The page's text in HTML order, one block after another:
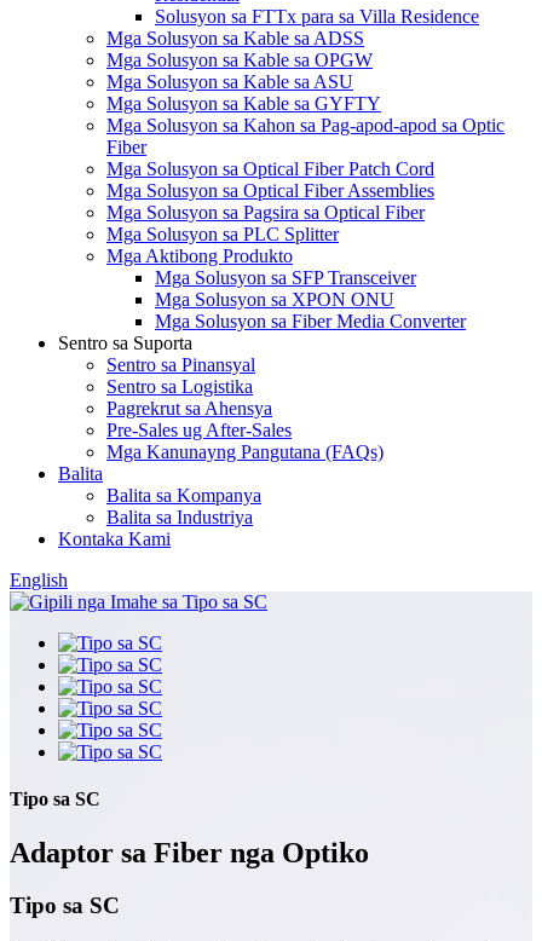
Solusyon sa FTTx para sa Villa Residence
Mga Solusyon sa Kable sa ADSS
Mga Solusyon sa Kable sa OPGW
Mga Solusyon sa Kable sa ASU
Mga Solusyon sa Kable sa GYFTY
Mga Solusyon sa Kahon sa Pag-apod-apod sa Optic
Fiber
Mga Solusyon sa Optical Fiber Patch Cord
Mga Solusyon sa Optical Fiber Assemblies
Mga Solusyon sa Pagsira sa Optical Fiber
Mga Solusyon sa PLC Splitter
Mga Aktibong Produkto
Mga Solusyon sa SFP Transceiver
Mga Solusyon sa XPON ONU
Mga Solusyon sa Fiber Media Converter
Sentro sa Suporta
Sentro sa Pinansyal
Sentro sa Logistika
Pagrekrut sa Ahensya
Pre-Sales ug After-Sales
Mga Kanunayng Pangutana (FAQs)
Balita
Balita sa Kompanya
Balita sa Industriya
Kontaka Kami
English
Tipo sa SC
Adaptor sa Fiber nga Optiko
Tipo sa SC